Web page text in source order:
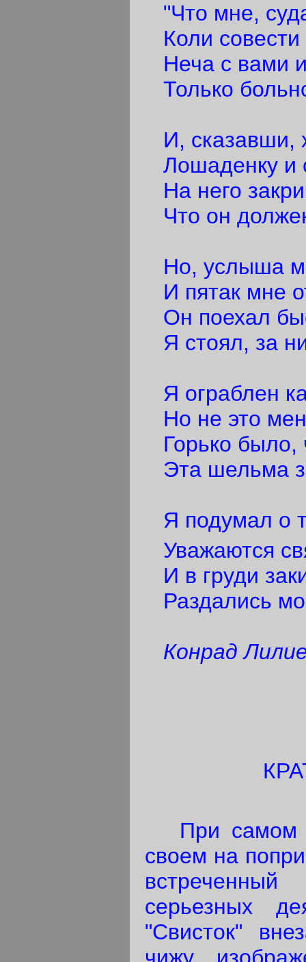
"Что мне,
Коли совести
Неча с вами
Только
И, сказавши,
Лошаденку и
На него
Что он
Но, услыша
И пятак мне
Он поехал
Я стоял, за
Я ограблен
Но не это
Горько было,
Эта шельма
Я подумал о
Уважаются
И в груди
Раздались
Конрад
При самом
своем на
серьезных
"Свисток"
чижу,